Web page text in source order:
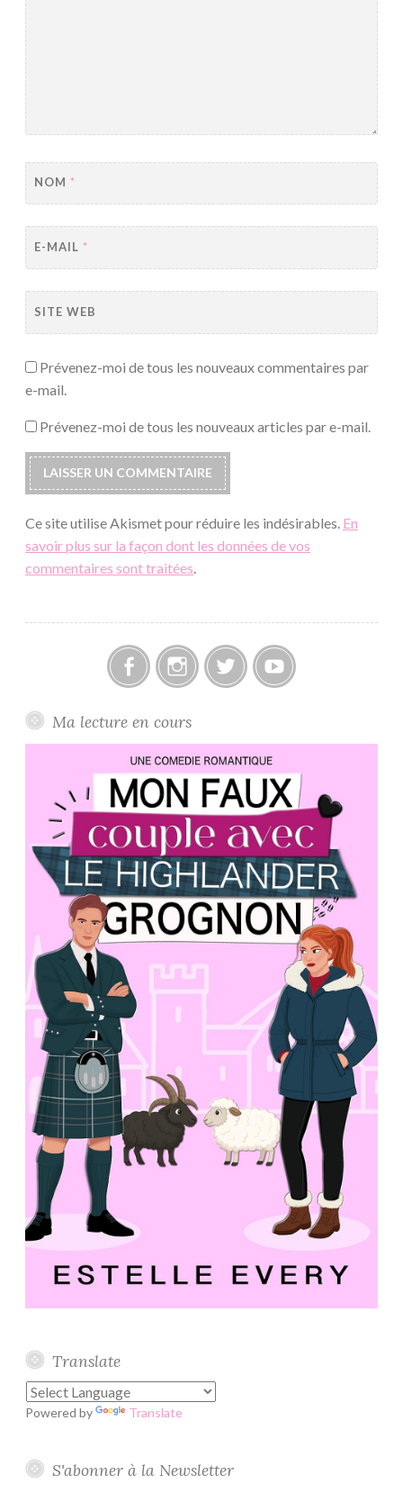
NOM *
E-MAIL *
SITE WEB
Prévenez-moi de tous les nouveaux commentaires par
e-mail.
Prévenez-moi de tous les nouveaux articles par e-mail.
Ce site utilise Akismet pour réduire les indésirables. En
savoir plus sur la façon dont les données de vos
commentaires sont traitées.
Ma lecture en cours
Translate
Powered by Translate
S'abonner à la Newsletter